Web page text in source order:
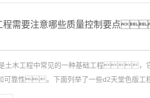
程需要注意哪些质量控制要点
土木工程中常见的一种基础工程
可靠性。下面列举了一些d2天堂色版工